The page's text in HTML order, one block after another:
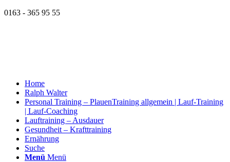
0163 - 365 95 55
Home
Ralph Walter
Personal Training – PlauenTraining allgemein | Lauf-Training
| Lauf-Coaching
Lauftraining – Ausdauer
Gesundheit – Krafttraining
Ernährung
Suche
Menü Menü